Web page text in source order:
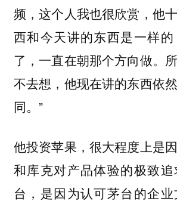
频，这个人我也很欣赏，他
西和今天讲的东西是一样
了，一直在朝那个方向做。
不去想，他现在讲的东西依
同。”
他投资苹果，很大程度上是
和库克对产品体验的极致
台，是因为认可茅台的企